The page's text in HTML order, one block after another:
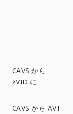
CAVS から
XVID に
CAVS から AV1